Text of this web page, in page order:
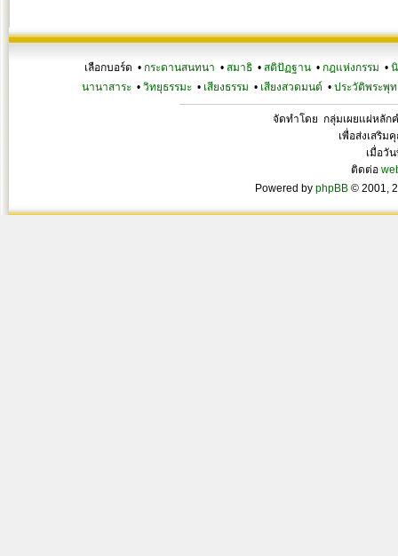
เลือกบอร์ด • กระดานสนทนา • สมาธิ • สติปัฏฐาน • กฎแห่งกรรม •
นานาสาระ• วิทยุธรรมะ• เสียงธรรม • เสียงสวดมนต์ • ประวัติพระพุท
จัดทำโดย กลุ่มเผยแผ่หลัก
เพื่อส่งเสริม
เมื่อวั
ติดต่อ
Powered by phpBB © 2001,